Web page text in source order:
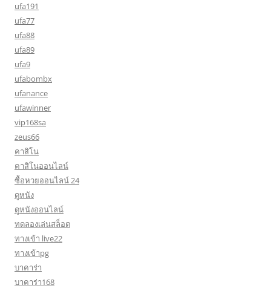
ufa191
ufa77
ufa88
ufa89
ufa9
ufabombx
ufanance
ufawinner
vip168sa
zeus66
คาสิโน
คาสิโนออนไลน์
ซื้อหวยออนไลน์ 24
ดูหนัง
ดูหนังออนไลน์
ทดลองเล่นสล็อต
ทางเข้า live22
ทางเข้าpg
บาคาร่า
บาคาร่า168